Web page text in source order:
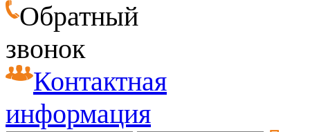
Обратный
звонок
Контактная
информация